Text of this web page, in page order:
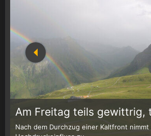
Am Freitag teils gewittrig,
Nach dem Durchzug einer Kaltfront